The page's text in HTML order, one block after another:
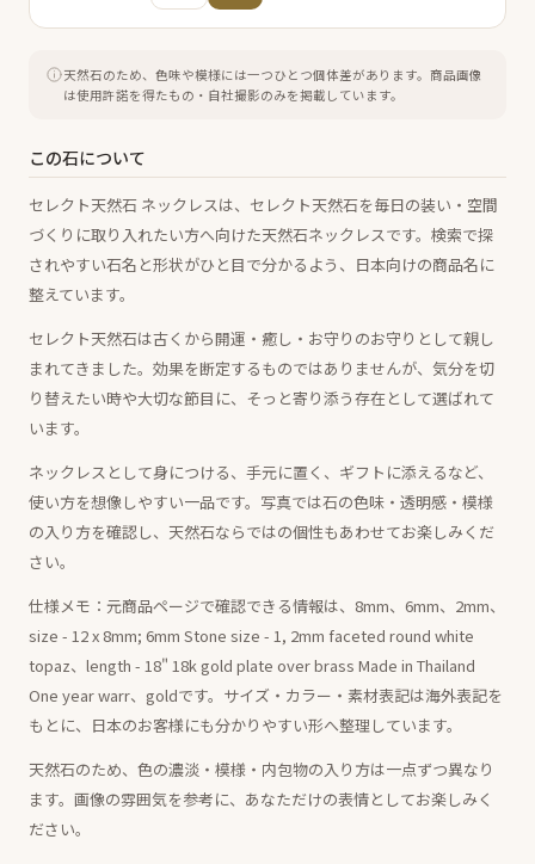
天然石のため、色味や模様には一つひとつ個体差があります。 商品画像
は使用許諾を得たもの・自社撮影のみを掲載しています。
この石について
セレクト天然石 ネックレスは、セレクト天然石を毎日の装い・空間
づくりに取り入れたい方へ向けた天然石ネックレスです。検索で探
されやすい石名と形状がひと目で分かるよう、日本向けの商品名に
整えています。
セレクト天然石は古くから開運・癒し・お守りのお守りとして親し
まれてきました。効果を断定するものではありませんが、気分を切
り替えたい時や大切な節目に、そっと寄り添う存在として選ばれて
います。
ネックレスとして身につける、手元に置く、ギフトに添えるなど、
使い方を想像しやすい一品です。写真では石の色味・透明感・模様
の入り方を確認し、天然石ならではの個性もあわせてお楽しみくだ
さい。
仕様メモ：元商品ページで確認できる情報は、8mm、6mm、2mm、
size - 12 x 8mm; 6mm Stone size - 1, 2mm faceted round white
topaz、length - 18" 18k gold plate over brass Made in Thailand
One year warr、goldです。サイズ・カラー・素材表記は海外表記を
もとに、日本のお客様にも分かりやすい形へ整理しています。
天然石のため、色の濃淡・模様・内包物の入り方は一点ずつ異なり
ます。画像の雰囲気を参考に、あなただけの表情としてお楽しみく
ださい。